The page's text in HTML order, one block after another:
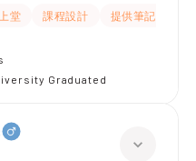
堂 課程設計 提供筆記
Graduated